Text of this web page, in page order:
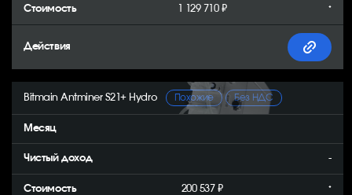
1 129 710 ₽ *
Bitmain Antminer S21+ Hydro Похожие Без НДС
-
200 537 ₽ *